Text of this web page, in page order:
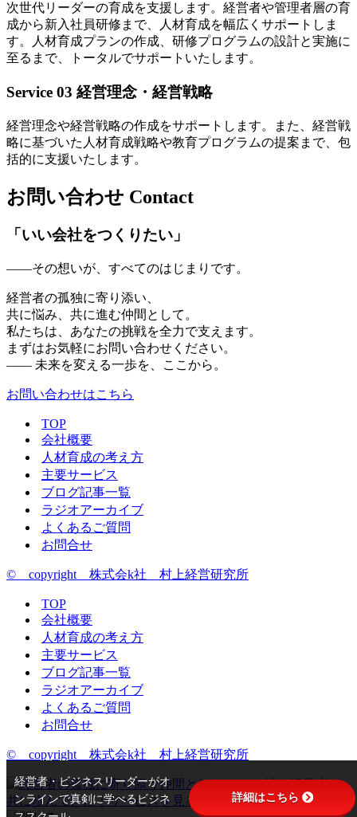
次世代リーダーの育成を支援します。経営者や管理者層の育
成から新入社員研修まで、人材育成を幅広くサポートしま
す。人材育成プランの作成、研修プログラムの設計と実施に
至るまで、トータルでサポートいたします。
Service 03 経営理念・経営戦略
経営理念や経営戦略の作成をサポートします。また、経営戦
略に基づいた人材育成戦略や教育プログラムの提案まで、包
括的に支援いたします。
お問い合わせ Contact
「いい会社をつくりたい」
——その想いが、すべてのはじまりです。
経営者の孤独に寄り添い、
共に悩み、共に進む仲間として。
私たちは、あなたの挑戦を全力で支えます。
まずはお気軽にお問い合わせください。
—— 未来を変える一歩を、ここから。
お問い合わせはこちら
TOP
会社概要
人材育成の考え方
主要サービス
ブログ記事一覧
ラジオアーカイブ
よくあるご質問
お問合せ
© copyright 株式会k社 村上経営研究所
TOP
会社概要
人材育成の考え方
主要サービス
ブログ記事一覧
ラジオアーカイブ
よくあるご質問
お問合せ
© copyright 株式会k社 村上経営研究所
経営者・ビジネスリーダーがオ
ンラインで真剣に学べるビジネ
詳細はこちら